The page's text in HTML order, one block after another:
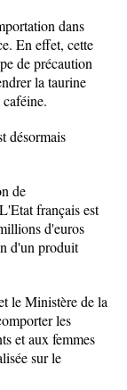
dans
En effet, cette
de précaution
la taurine
désormais
de
français est
d'euros
d'un produit
le Ministère de la
les
et aux femmes
sur le